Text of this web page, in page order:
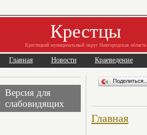
Крестцы
Крестецкий муниципальный округ Новгородская область
Главная Новости Краеведение
Версия для
слабовидящих
Поделиться…
Главная